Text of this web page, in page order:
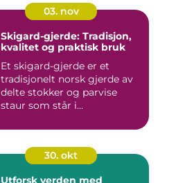
03. nov
Skigard-gjerde: Tradisjon,
kvalitet og praktisk bruk
Et skigard-gjerde er et
tradisjonelt norsk gjerde av
delte stokker og parvise
staur som står i...
30. okt
Utforsk verden med